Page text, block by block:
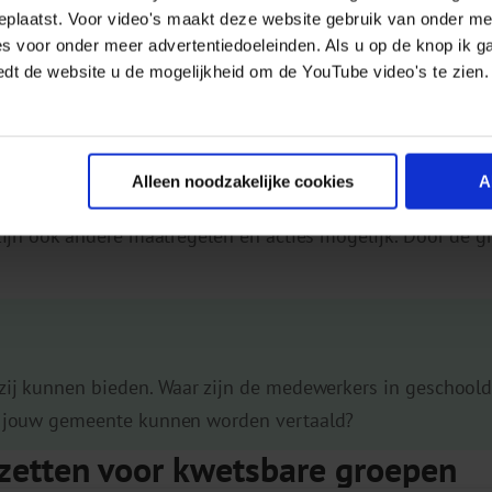
Voor video's maakt deze website gebruik van onder
voor onder meer advertentiedoeleinden. Als u op de knop ik
de website u de mogelijkheid om de YouTube video's te
Alleen noodzakelijke cookies
voor kwetsbare
op welke kwetsbare groepen je extra wilt inzetten.
heb je al eerste werkafspraken gemaakt. Dit is
in op mogelijk preventief aanbod. Denk hierbij aan
ook andere maatregelen en acties mogelijk. Door de
kunnen bieden. Waar zijn de medewerkers in
gemeente kunnen worden vertaald?
voor kwetsbare groepen